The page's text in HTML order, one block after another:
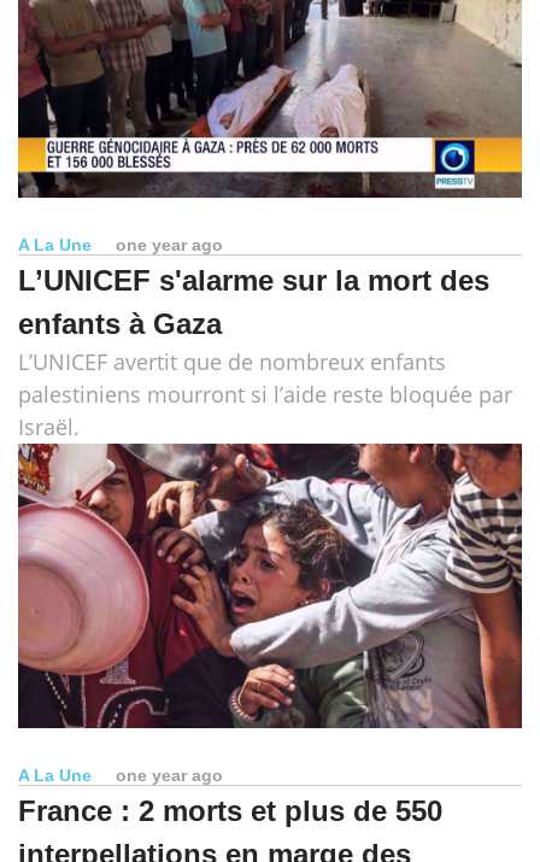
A La Une one year ago
L’UNICEF s'alarme sur la mort des
enfants à Gaza
L’UNICEF avertit que de nombreux enfants
palestiniens mourront si l’aide reste bloquée par
Israël.
A La Une one year ago
France : 2 morts et plus de 550
interpellations en marge des